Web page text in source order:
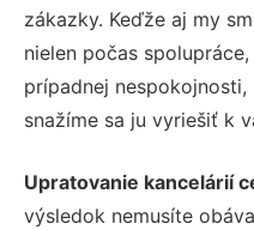
zákazky. Keďže aj my
nielen počas
prípadnej
snažíme sa ju vyriešiť k
Upratovanie kancelárií
výsledok nemusíte